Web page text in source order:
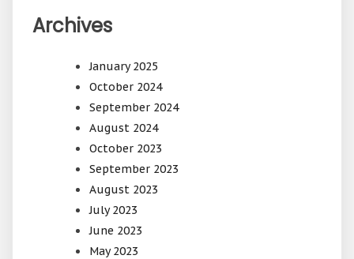
Archives
January 2025
October 2024
September 2024
August 2024
October 2023
September 2023
August 2023
July 2023
June 2023
May 2023